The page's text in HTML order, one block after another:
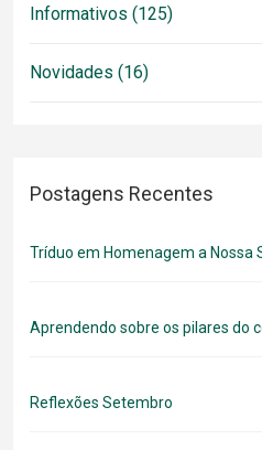
Informativos (125)
Novidades (16)
Postagens Recentes
Tríduo em Homenagem a Nossa
Aprendendo sobre os pilares do
Reflexões Setembro